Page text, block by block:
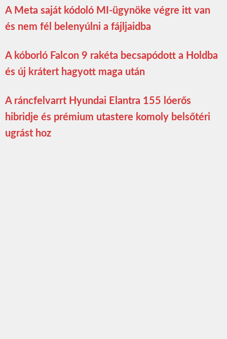
A Meta saját kódoló MI-ügynöke végre itt van
és nem fél belenyúlni a fájljaidba
A kóborló Falcon 9 rakéta becsapódott a Holdba
és új krátert hagyott maga után
A ráncfelvarrt Hyundai Elantra 155 lóerős
hibridje és prémium utastere komoly belsőtéri
ugrást hoz